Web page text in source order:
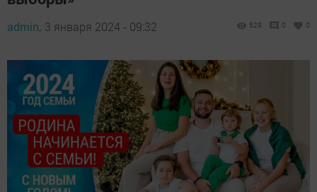
admin, 3 января 2024 - 09:32 529 0 0